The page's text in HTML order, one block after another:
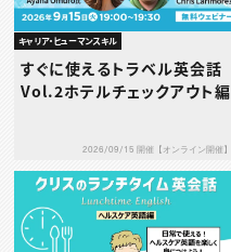
キャリア・ヒューマンスキル
すぐに使えるトラベル英会話
Vol.2ホテルチェックアウト編
2026/09/15 開催【オンライン開催】